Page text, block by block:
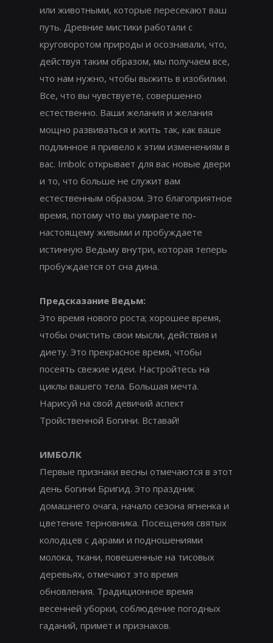
или животными, которые пересекают ваш
путь. Древние мистики работали с
круговоротом природы и осознавали, что,
действуя таким образом, мы получаем все,
что нам нужно, чтобы выжить в изобилии.
Все, что вы чувствуете, совершенно
естественно. Ваши желания и желания
мощно развиваться и жить так, как ваше
подлинное я привело к этим изменениям в
вас. Imbolc открывает для вас новые двери
и то, что больше не служит вам
естественным образом. Это благоприятное
время, потому что вы умираете по-
настоящему живыми и пробуждаете
истинную Ведьму внутри, которая теперь
пробуждается от сна дина.
Предсказание Ведьм:
Это время нового роста; хорошее время,
чтобы очистить свои мысли, действия и
диету. Это прекрасное время, чтобы
посеять свежие идеи. Настройтесь на
циклы вашего тела. Большая мечта.
Нарисуй на свой девичий аспект
Тройственной Богини. Вставай!
ИМБОЛК
Первые признаки весны отмечаются в этот
день богини Бригид. Это праздник
домашнего очага, начало сезона ягненка и
цветение терновника. Посещения святых
колодцев с дарами и подношениями
молока, ткани, повешенные на тисовых
деревьях, отмечают это время
обновления. Традиционное время
весенней уборки, соблюдение погодных
гаданий, примет и признаков.